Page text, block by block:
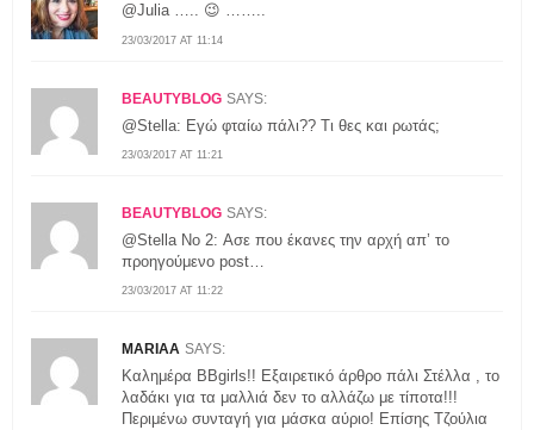
23/03/2017 AT 11:14
@Julia ….. 😉 ……..
BEAUTYBLOG SAYS:
23/03/2017 AT 11:21
@Stella: Εγώ φταίω πάλι?? Τι θες και ρωτάς;
BEAUTYBLOG SAYS:
23/03/2017 AT 11:22
@Stella No 2: Ασε που έκανες την αρχή απ’ το
προηγούμενο post…
MARIAA SAYS:
Καλημέρα BBgirls!! Εξαιρετικό άρθρο πάλι Στέλλα , το
λαδάκι για τα μαλλιά δεν το αλλάζω με τίποτα!!!
Περιμένω συνταγή για μάσκα αύριο! Επίσης Τζούλια